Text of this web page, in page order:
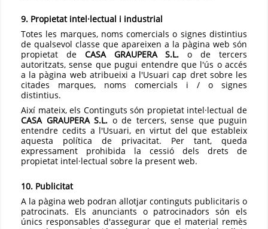
9. Propietat intel·lectual i industrial
Totes les marques, noms comercials o signes distintius
de qualsevol classe que apareixen a la pàgina web són
propietat de CASA GRAUPERA S.L. o de tercers
autoritzats, sense que pugui entendre que l'ús o accés
a la pàgina web atribueixi a l'Usuari cap dret sobre les
citades marques, noms comercials i / o signes
distintius.
Així mateix, els Continguts són propietat intel·lectual de
CASA GRAUPERA S.L. o de tercers, sense que puguin
entendre cedits a l'Usuari, en virtut del que estableix
aquesta política de privacitat. Per tant, queda
expressament prohibida la cessió dels drets de
propietat intel·lectual sobre la present web.
10. Publicitat
A la pàgina web podran allotjar continguts publicitaris o
patrocinats. Els anunciants o patrocinadors són els
únics responsables d'assegurar que el material remès